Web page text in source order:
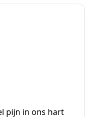
pijn in ons hart